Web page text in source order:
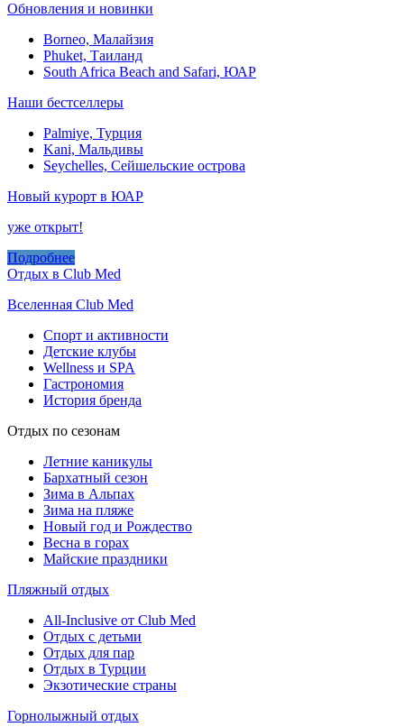
Обновления и новинки
Borneo, Малайзия
Phuket, Таиланд
South Africa Beach and Safari, ЮАР
Наши бестселлеры
Palmiye, Турция
Kani, Мальдивы
Seychelles, Сейшельские острова
Новый курорт в ЮАР
уже открыт!
Подробнее
Отдых в Club Med
Вселенная Club Med
Спорт и активности
Детские клубы
Wellness и SPA
Гастрономия
История бренда
Отдых по сезонам
Летние каникулы
Бархатный сезон
Зима в Альпах
Зима на пляже
Новый год и Рождество
Весна в горах
Майские праздники
Пляжный отдых
All-Inclusive от Club Med
Отдых с детьми
Отдых для пар
Отдых в Турции
Экзотические страны
Горнолыжный отдых